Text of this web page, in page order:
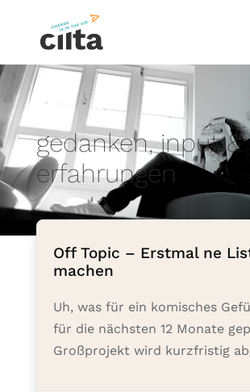
gedanken, input &
erfahrungen
Off Topic – Erstmal ne
machen
Uh, was für ein komisches
für die nächsten 12 Monate
Großprojekt wird kurzfristig